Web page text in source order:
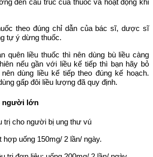
đến cấu trúc của thuốc và hoạt động khi
theo đúng chỉ dẫn của bác sĩ, dược sĩ
tự ý dừng thuốc.
quên liều thuốc thì nên dùng bù liều càng
nếu gần với liều kế tiếp thì bạn hãy bỏ
dùng liều kế tiếp theo đúng kế hoạch.
gấp đôi liều lượng đã quy định.
người lớn
trị cho người bị ung thư vú
hợp uống 150mg/ 2 lần/ ngày.